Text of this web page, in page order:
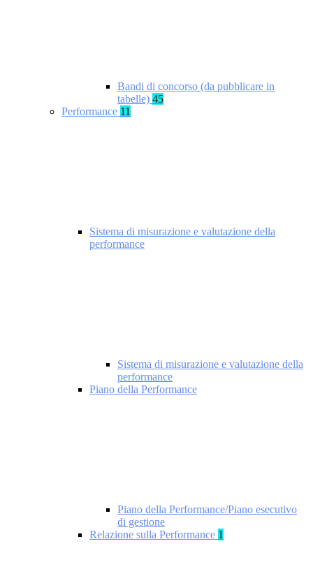
Bandi di concorso (da pubblicare in
tabelle) 45
Performance 11
Sistema di misurazione e valutazione della
performance
Sistema di misurazione e valutazione della
performance
Piano della Performance
Piano della Performance/Piano esecutivo
di gestione
Relazione sulla Performance 1